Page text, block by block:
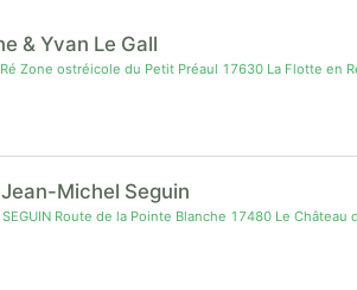
& Yvan Le Gall
Zone ostréicole du Petit Préaul 17630 La Flotte en
Michel Seguin
Route de la Pointe Blanche 17480 Le Château